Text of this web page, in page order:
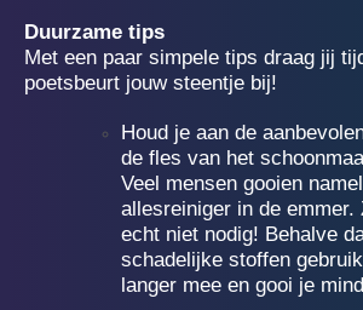
Duurzame tips
Met een paar simpele tips draag jij
poetsbeurt jouw steentje bij!
Houd je aan de
de fles van het
Veel mensen gooien
allesreiniger in de emmer.
echt niet nodig! Behalve
schadelijke stoffen
langer mee en gooi je